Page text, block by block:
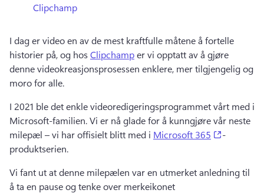
Clipchamp
I dag er video en av de mest kraftfulle måtene å fortelle
historier på, og hos Clipchamp er vi opptatt av å gjøre
denne videokreasjonsprosessen enklere, mer tilgjengelig og
moro for alle.
I 2021 ble det enkle videoredigeringsprogrammet vårt med i
Microsoft-familien. Vi er nå glade for å kunngjøre vår neste
milepæl – vi har offisielt blitt med i Microsoft 365 (opens in
-
produktserien.
Vi fant ut at denne milepælen var en utmerket anledning til
å ta en pause og tenke over merkeikonet